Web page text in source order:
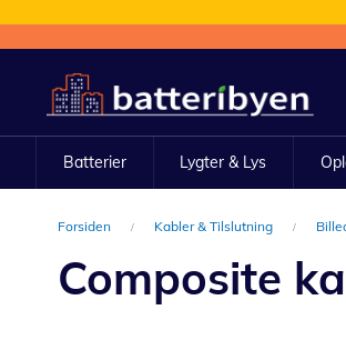
to
Content
Batterier Lygter & Lys
Forsiden Kabler & Tilslutning
Composite